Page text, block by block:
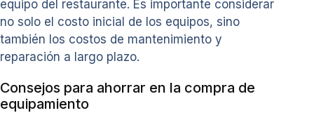
equipo del restaurante. Es importante considerar
no solo el costo inicial de los equipos, sino
también los costos de mantenimiento y
reparación a largo plazo.
Consejos para ahorrar en la compra de
equipamiento